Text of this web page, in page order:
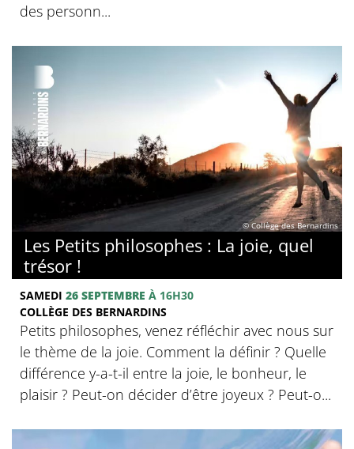
des personn...
© Collège des Bernardins
Les Petits philosophes : La joie, quel
trésor !
SAMEDI 26 SEPTEMBRE À 16H30
COLLÈGE DES BERNARDINS
Petits philosophes, venez réfléchir avec nous sur
le thème de la joie. Comment la définir ? Quelle
différence y-a-t-il entre la joie, le bonheur, le
plaisir ? Peut-on décider d’être joyeux ? Peut-o...